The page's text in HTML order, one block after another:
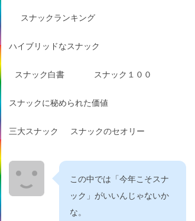
スナックランキング
ハイブリッドなスナック
スナック白書 スナック１００
スナックに秘められた価値
三大スナック スナックのセオリー
この中では「今年こそスナ
ック」がいいんじゃないか
な。